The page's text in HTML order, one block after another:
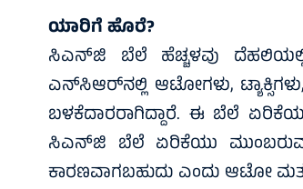
ಯಾರಿಗೆ ಹೊರೆ?
ಸಿಎನ್‌ಜಿ ಬೆಲೆ ಹೆಚ್ಚಳವು
ಎನ್‌ಸಿಆರ್‌ನಲ್ಲಿ ಆಟೋಗಳು,
ಬಳಕೆದಾರರಾಗಿದ್ದಾರೆ. ಈ ಬೆಲೆ
ಸಿಎನ್‌ಜಿ ಬೆಲೆ ಏರಿಕೆಯು ಮುಂಬರುವ
ಕಾರಣವಾಗಬಹುದು ಎಂದು ಆಟೋ ಮತ್ತು